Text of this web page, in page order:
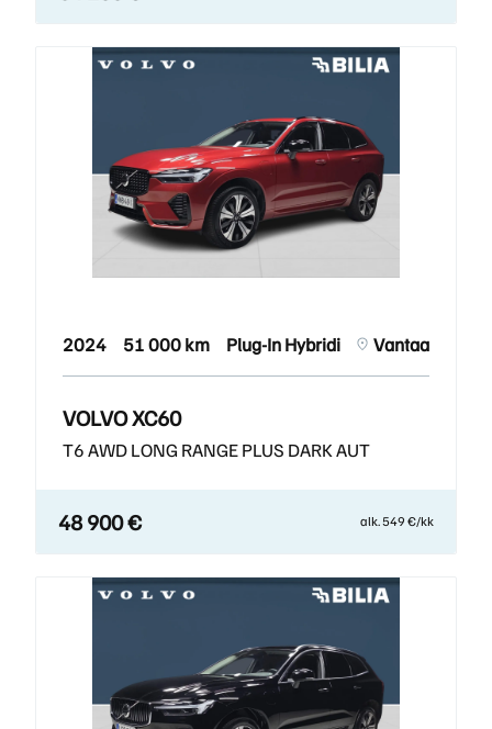
2024 51 000 km Plug-In Hybridi Vantaa
VOLVO XC60
T6 AWD LONG RANGE PLUS DARK AUT
48 900 € alk. 549 €/kk